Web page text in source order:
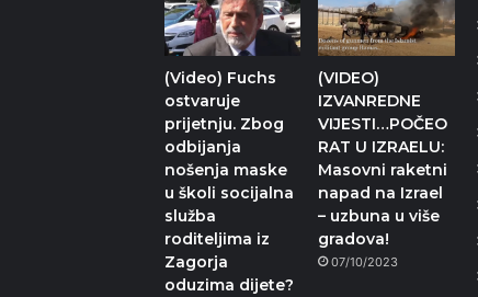
(Video) Fuchs
ostvaruje
prijetnju. Zbog
odbijanja
nošenja maske
u školi socijalna
služba
roditeljima iz
Zagorja
oduzima dijete?
(VIDEO)
IZVANREDNE
VIJESTI…POČEO
RAT U IZRAELU:
Masovni raketni
napad na Izrael
– uzbuna u više
gradova!
07/10/2023